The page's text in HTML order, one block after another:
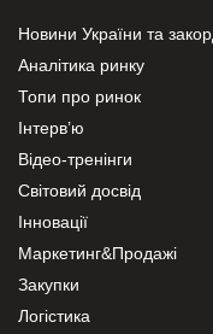
Новини України та
Аналітика ринку
Топи про ринок
Інтерв’ю
Відео-тренінги
Світовий досвід
Інновації
Маркетинг&Продажі
Закупки
Логістика